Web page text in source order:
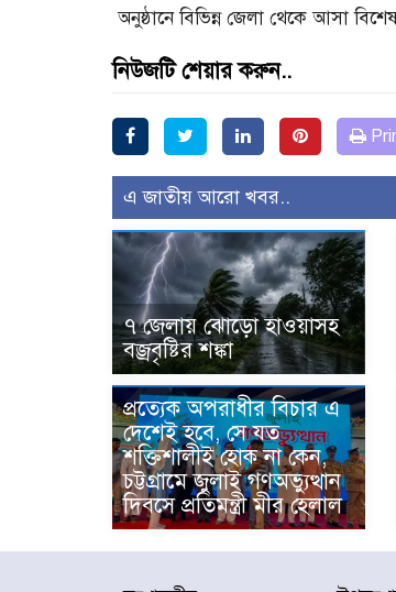
অনুষ্ঠানে বিভিন্ন জেলা থেকে আসা
নিউজটি শেয়ার করুন..
এ জাতীয় আরো খবর..
৭ জেলায় ঝোড়ো হাওয়াসহ
বজ্রবৃষ্টির শঙ্কা
প্রত্যেক অপরাধীর বিচার এ
দেশেই হবে, সে যত
শক্তিশালীই হোক না কেন,
চট্টগ্রামে জুলাই গণঅভ্যুত্থান
দিবসে প্রতিমন্ত্রী মীর হেলাল